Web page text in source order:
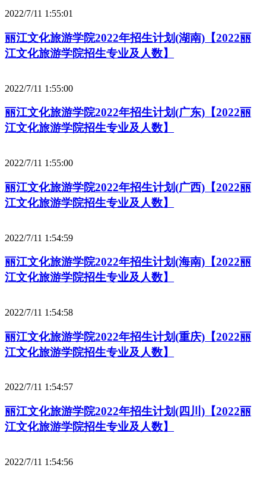
2022/7/11 1:55:01
丽江文化旅游学院2022年招生计划(湖南)【2022丽
江文化旅游学院招生专业及人数】
2022/7/11 1:55:00
丽江文化旅游学院2022年招生计划(广东)【2022丽
江文化旅游学院招生专业及人数】
2022/7/11 1:55:00
丽江文化旅游学院2022年招生计划(广西)【2022丽
江文化旅游学院招生专业及人数】
2022/7/11 1:54:59
丽江文化旅游学院2022年招生计划(海南)【2022丽
江文化旅游学院招生专业及人数】
2022/7/11 1:54:58
丽江文化旅游学院2022年招生计划(重庆)【2022丽
江文化旅游学院招生专业及人数】
2022/7/11 1:54:57
丽江文化旅游学院2022年招生计划(四川)【2022丽
江文化旅游学院招生专业及人数】
2022/7/11 1:54:56